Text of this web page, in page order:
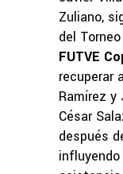
Zuliano,
del
FUTVE
recuperar
Ramírez y
César
después